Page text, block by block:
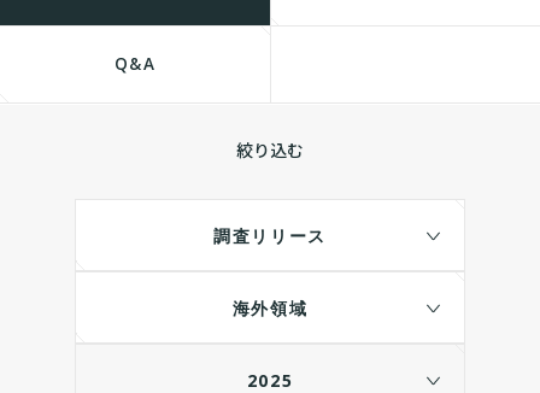
Q&A
絞り込む
調査リリース
海外領域
2025